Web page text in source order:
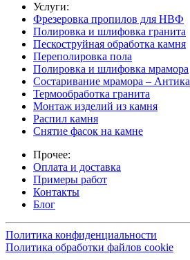
Услуги:
Фрезеровка пропилов для НВФ
Полировка и шлифовка гранита
Пескоструйная обработка камня
Переполировка пола
Полировка и шлифовка мрамора
Состаривание мрамора – Антика
Термообработка гранита
Монтаж изделий из камня
Распил камня
Снятие фасок на камне
Прочее:
Оплата и доставка
Примеры работ
Контакты
Блог
Политика конфиденциальности
Политика обработки файлов cookie